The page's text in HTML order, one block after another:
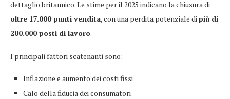
dettaglio britannico. Le stime per il 2025 indicano la chiusura di
oltre 17.000 punti vendita, con una perdita potenziale dipiù di
200.000 posti di lavoro.
I principali fattori scatenanti sono:
Inflazione e aumento dei costi fissi
Calo della fiducia dei consumatori